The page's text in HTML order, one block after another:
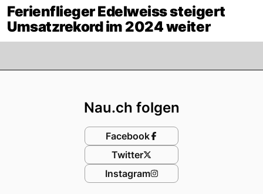
Ferienflieger Edelweiss steigert
Umsatzrekord im 2024 weiter
Nau.ch folgen
Facebook
Twitter
Instagram